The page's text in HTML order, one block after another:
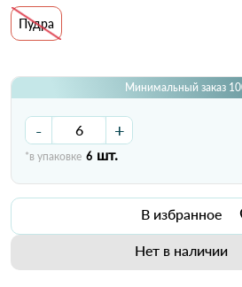
Пудра
Минимальный заказ
- +
*в упаковке 6 шт.
В избранное
Нет в наличии